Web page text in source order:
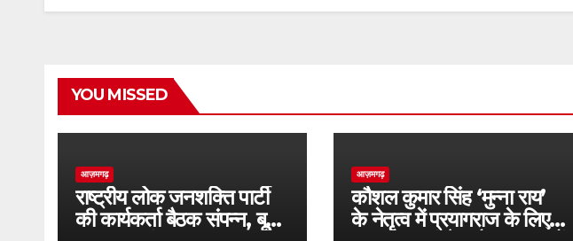
YOU MISSED
आज़मगढ़
राष्ट्रीय लोक जनशक्ति पार्टी
की कार्यकर्ता बैठक संपन्न, बूथ
आज़मगढ़
कौशल कुमार सिंह ‘मुन्ना राय’
के नेतृत्व में प्रयागराज के लिए